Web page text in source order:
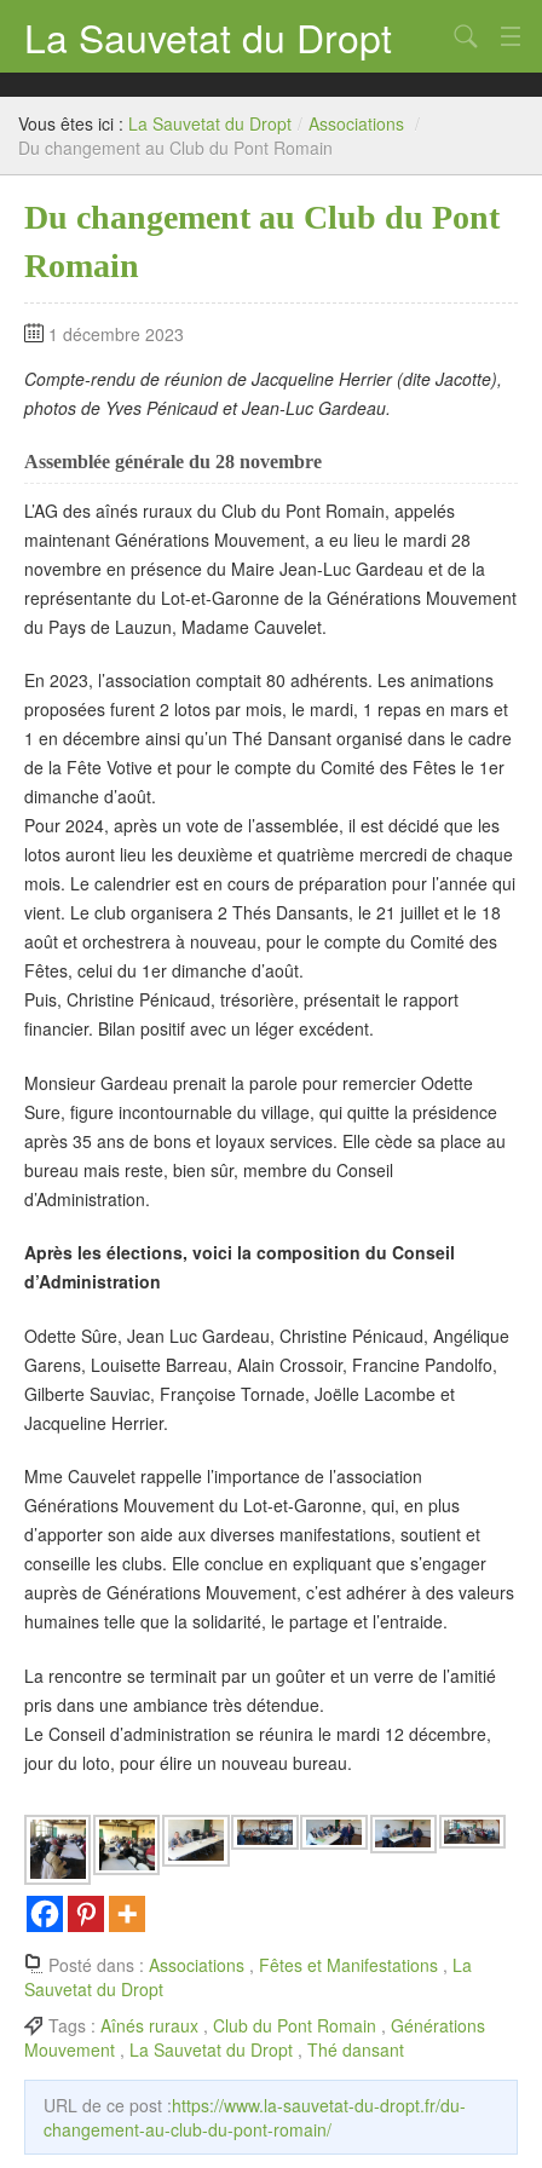
La Sauvetat du Dropt
Accueil
Mairie
Archives
Agenda 2026
Chercher
Vous êtes ici : La Sauvetat du Dropt / Associations /
Du changement au Club du Pont Romain
Du changement au Club du Pont
Romain
1 décembre 2023
Compte-rendu de réunion de Jacqueline Herrier (dite Jacotte),
photos de Yves Pénicaud et Jean-Luc Gardeau.
Assemblée générale du 28 novembre
L’AG des aînés ruraux du Club du Pont Romain, appelés
maintenant Générations Mouvement, a eu lieu le mardi 28
novembre en présence du Maire Jean-Luc Gardeau et de la
représentante du Lot-et-Garonne de la Générations Mouvement
du Pays de Lauzun, Madame Cauvelet.
En 2023, l’association comptait 80 adhérents. Les animations
proposées furent 2 lotos par mois, le mardi, 1 repas en mars et
1 en décembre ainsi qu’un Thé Dansant organisé dans le cadre
de la Fête Votive et pour le compte du Comité des Fêtes le 1er
dimanche d’août.
Pour 2024, après un vote de l’assemblée, il est décidé que les
lotos auront lieu les deuxième et quatrième mercredi de chaque
mois. Le calendrier est en cours de préparation pour l’année qui
vient. Le club organisera 2 Thés Dansants, le 21 juillet et le 18
août et orchestrera à nouveau, pour le compte du Comité des
Fêtes, celui du 1er dimanche d’août.
Puis, Christine Pénicaud, trésorière, présentait le rapport
financier. Bilan positif avec un léger excédent.
Monsieur Gardeau prenait la parole pour remercier Odette
Sure, figure incontournable du village, qui quitte la présidence
après 35 ans de bons et loyaux services. Elle cède sa place au
bureau mais reste, bien sûr, membre du Conseil
d’Administration.
Après les élections, voici la composition du Conseil
d’Administration
Odette Sûre, Jean Luc Gardeau, Christine Pénicaud, Angélique
Garens, Louisette Barreau, Alain Crossoir, Francine Pandolfo,
Gilberte Sauviac, Françoise Tornade, Joëlle Lacombe et
Jacqueline Herrier.
Mme Cauvelet rappelle l’importance de l’association
Générations Mouvement du Lot-et-Garonne, qui, en plus
d’apporter son aide aux diverses manifestations, soutient et
conseille les clubs. Elle conclue en expliquant que s’engager
auprès de Générations Mouvement, c’est adhérer à des valeurs
humaines telle que la solidarité, le partage et l’entraide.
La rencontre se terminait par un goûter et un verre de l’amitié
pris dans une ambiance très détendue.
Le Conseil d’administration se réunira le mardi 12 décembre,
jour du loto, pour élire un nouveau bureau.
Posté dans : Associations , Fêtes et Manifestations , La
Sauvetat du Dropt
Tags : Aînés ruraux , Club du Pont Romain , Générations
Mouvement , La Sauvetat du Dropt , Thé dansant
URL de ce post :https://www.la-sauvetat-du-dropt.fr/du-
changement-au-club-du-pont-romain/